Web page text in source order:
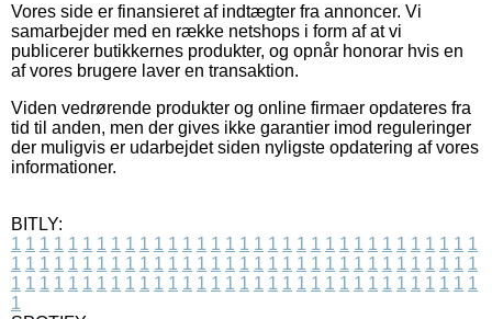
Vores side er finansieret af indtægter fra annoncer. Vi
samarbejder med en række netshops i form af at vi
publicerer butikkernes produkter, og opnår honorar hvis en
af vores brugere laver en transaktion.
Viden vedrørende produkter og online firmaer opdateres fra
tid til anden, men der gives ikke garantier imod reguleringer
der muligvis er udarbejdet siden nyligste opdatering af vores
informationer.
BITLY:
1 1 1 1 1 1 1 1 1 1 1 1 1 1 1 1 1 1 1 1 1 1 1 1 1 1 1 1 1 1 1 1 1
1 1 1 1 1 1 1 1 1 1 1 1 1 1 1 1 1 1 1 1 1 1 1 1 1 1 1 1 1 1 1 1 1
1 1 1 1 1 1 1 1 1 1 1 1 1 1 1 1 1 1 1 1 1 1 1 1 1 1 1 1 1 1 1 1 1
1